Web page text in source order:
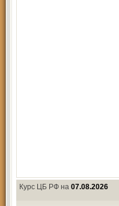
Курс ЦБ РФ на 07.08.2026